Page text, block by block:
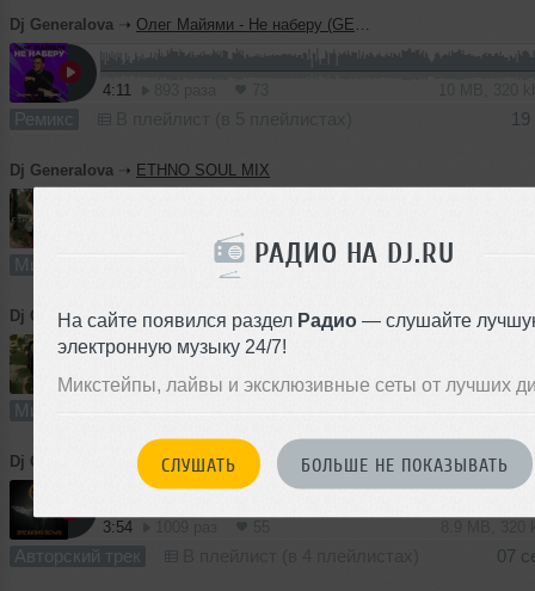
РАДИО НА DJ.RU
На сайте появился раздел Радио — слушайте
электронную музыку 24/7!
Микстейпы, лайвы и эксклюзивные сеты от лучших
СЛУШАТЬ БОЛЬШЕ НЕ ПОКАЗЫВАТЬ
Dj Generalova ➝ Олег Майями - Не наберу (GENERALOVA & PSPROJECT) REMIX
4:11
Ремикс 19
Dj Generalova ➝ ETHNO SOUL MIX
Микс В плейлист (в 3 плейлистах)
Dj Generalova ➝ Mystic Night Mix01
52:28 632 раза 50 120 MB, 320
Микс
Dj Generalova Breaking Down
3:54
Авторский трек 07